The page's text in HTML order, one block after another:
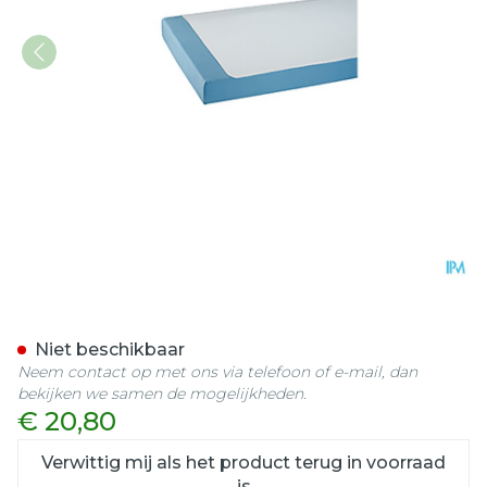
€ 20,80
Verwittig mij als het product terug in voorraad
Niet beschikbaar
Neem contact op met ons via telefoon of e-mail, dan
bekijken we samen de mogelijkheden.